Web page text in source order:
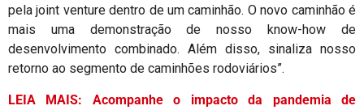
pela joint venture dentro de um caminhão. O novo caminhão é
mais uma demonstração de nosso know-how de
desenvolvimento combinado. Além disso, sinaliza nosso
retorno ao segmento de caminhões rodoviários”.
LEIA MAIS: Acompanhe o impacto da pandemia de